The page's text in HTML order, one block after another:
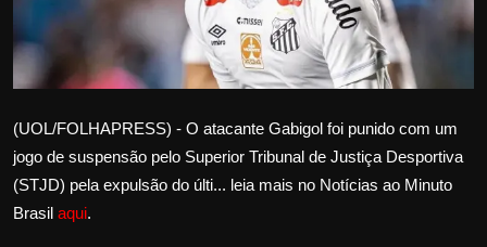
APOIE
Educação
Justiça
Política
(UOL/FOLHAPRESS) - O atacante Gabigol foi punido com um
jogo de suspensão pelo Superior Tribunal de Justiça Desportiva
(STJD) pela expulsão do últi... leia mais no Notícias ao Minuto
Brasil aqui.